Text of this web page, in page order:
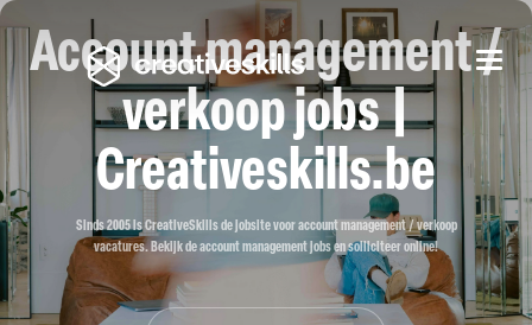
Account management /
verkoop jobs |
Creativeskills.be
Sinds 2005 is CreativeSkills de jobsite voor account management / verkoop
vacatures. Bekijk de account management jobs en solliciteer online!